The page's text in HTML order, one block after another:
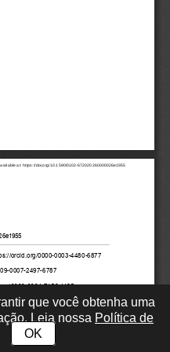
que você obtenha uma
Leia nossa Política de
OK